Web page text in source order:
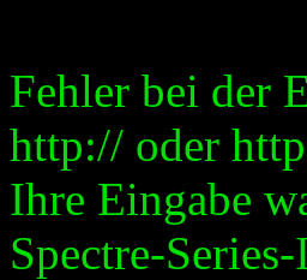
Fehler bei der
http:// oder
Ihre Eingabe
Spectre-